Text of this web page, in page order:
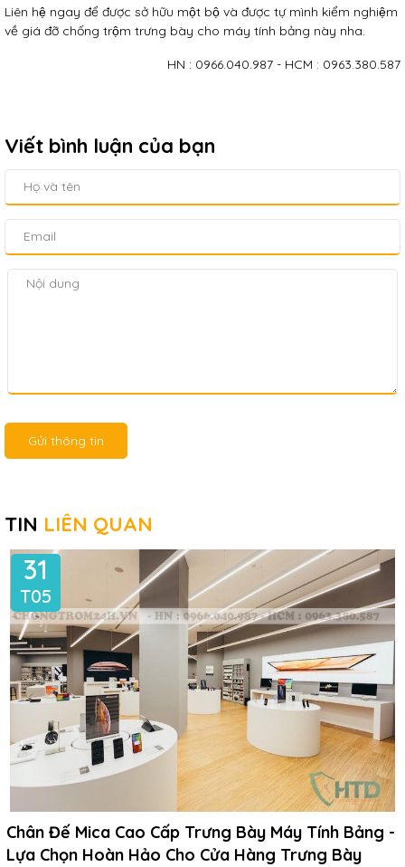
Liên hệ ngay để được sở hữu một bộ và được tự mình kiểm nghiệm
về giá đỡ chống trộm trưng bày cho máy tính bảng này nha.
HN : 0966.040.987 - HCM : 0963.380.587
Viết bình luận của bạn
Gửi thông tin
TIN LIÊN QUAN
31
T05
Chân Đế Mica Cao Cấp Trưng Bày Máy Tính Bảng -
Lựa Chọn Hoàn Hảo Cho Cửa Hàng Trưng Bày